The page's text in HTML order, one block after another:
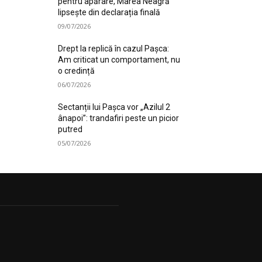
lipsește din declarația finală
09/07/2026
Drept la replică în cazul Pașca:
Am criticat un comportament, nu
o credință
06/07/2026
Sectanții lui Pașca vor „Azilul 2
ânapoi”: trandafiri peste un picior
putred
05/07/2026